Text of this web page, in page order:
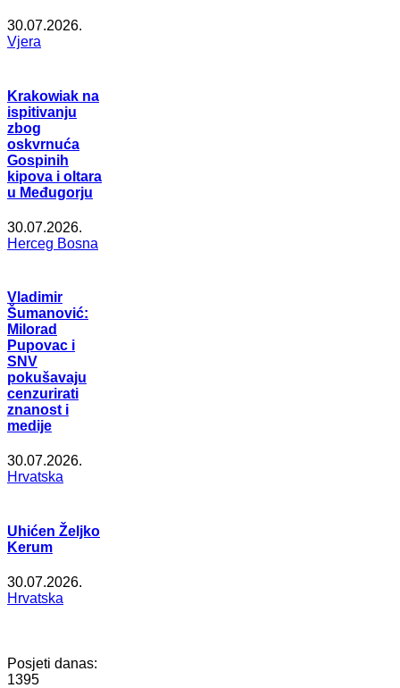
30.07.2026.
Vjera
Krakowiak na
ispitivanju
zbog
oskvrnuća
Gospinih
kipova i oltara
u Međugorju
30.07.2026.
Herceg Bosna
Vladimir
Šumanović:
Milorad
Pupovac i
SNV
pokušavaju
cenzurirati
znanost i
medije
30.07.2026.
Hrvatska
Uhićen Željko
Kerum
30.07.2026.
Hrvatska
Posjeti danas:
1395